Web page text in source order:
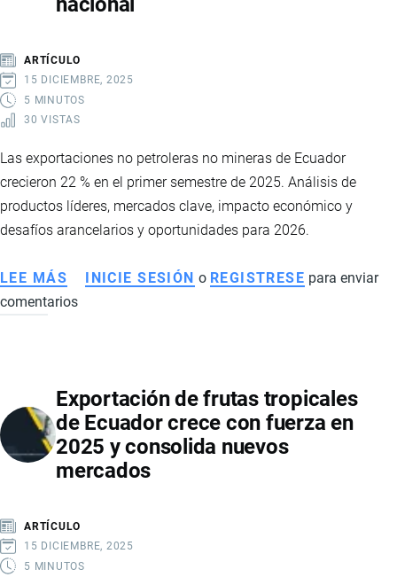
DE
BANANO
ARTÍCULO
15 DICIEMBRE, 2025
5 MINUTOS
30 VISTAS
Las exportaciones no petroleras no mineras de Ecuador
crecieron 22 % en el primer semestre de 2025. Análisis de
productos líderes, mercados clave, impacto económico y
desafíos arancelarios y oportunidades para 2026.
LEE MÁS SOBRE
EXPORTACIONES
ECUADOR
CRECEN
CON
FUERZA
Y
SOSTIENEN
INICIE SESIÓN o REGISTRESE para enviar
comentarios
Exportación de frutas tropicales
de Ecuador crece con fuerza en
2025 y consolida nuevos
mercados
ARTÍCULO
15 DICIEMBRE, 2025
5 MINUTOS